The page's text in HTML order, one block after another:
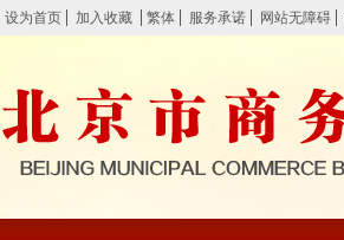
设为首页 加入收藏 繁体 服务承诺 网站无障碍